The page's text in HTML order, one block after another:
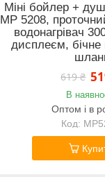
Міні бойлер +
MP 5208,
водонагрівач
дисплеєм, бічне
619 ₴
В
Оптом і в